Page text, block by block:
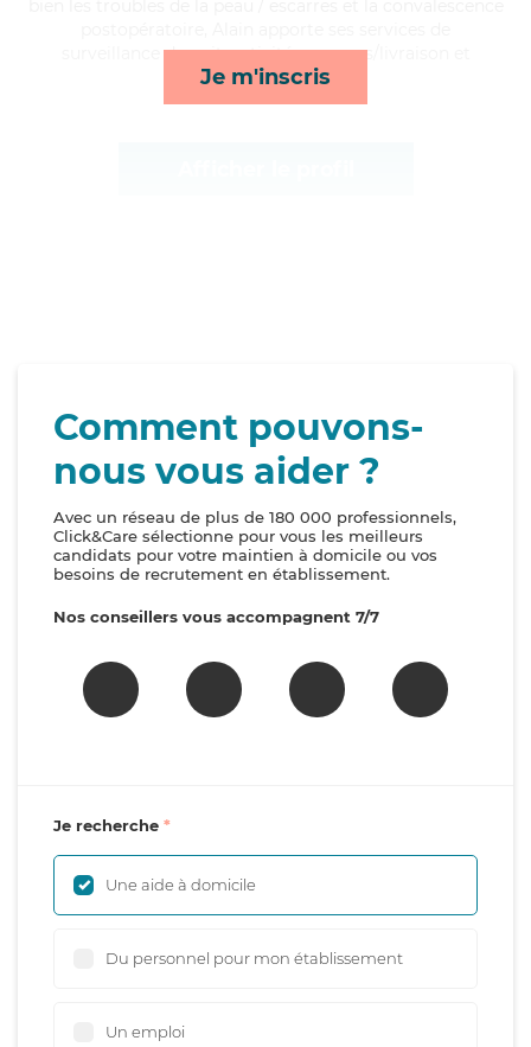
Je m'inscris
surveillance de nuit, activités, courses/livraison et
toilette/habillage*
Comment pouvons-
nous vous aider ?
Avec un réseau de plus de 180 000 professionnels,
Click&Care sélectionne pour vous les meilleurs
candidats pour votre maintien à domicile ou vos
besoins de recrutement en établissement.
Nos conseillers vous accompagnent 7/7
Je recherche
Une aide à domicile
Du personnel pour mon établissement
Un emploi